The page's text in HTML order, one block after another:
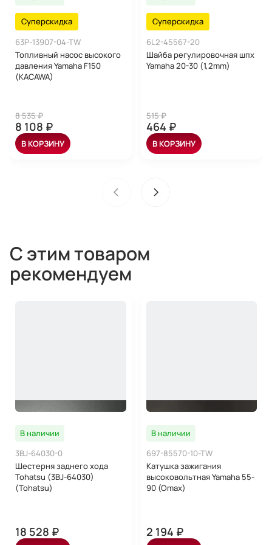
Суперскидка
63P-13907-04-TW
Топливный насос высокого
давления Yamaha F150
(KACAWA)
8 535 ₽
8 108 ₽
В КОРЗИНУ
Суперскидка
6L2-45567-20
Шайба регулировочная шпх
Yamaha 20-30 (1,2mm)
515 ₽
464 ₽
В КОРЗИНУ
С этим товаром
рекомендуем
В наличии
3BJ-64030-0
Шестерня заднего хода
Tohatsu (3BJ-64030)
(Tohatsu)
18 528 ₽
В наличии
697-85570-10-TW
Катушка зажигания
высоковольтная Yamaha 55-
90 (Omax)
2 194 ₽